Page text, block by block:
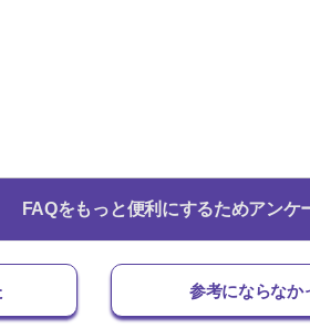
FAQをもっと便利にするためアンケ
参考にならなか